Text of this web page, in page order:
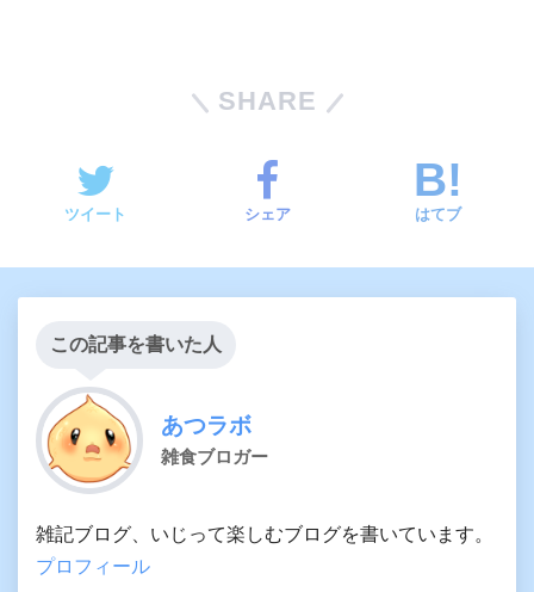
SHARE
ツイート シェア はてブ
この記事を書いた人
あつラボ
雑食ブロガー
雑記ブログ、いじって楽しむブログを書いています。
プロフィール